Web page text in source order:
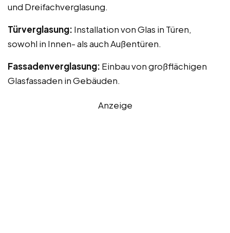
und Dreifachverglasung.
Türverglasung: Installation von Glas in Türen,
sowohl in Innen- als auch Außentüren.
Fassadenverglasung: Einbau von großflächigen
Glasfassaden in Gebäuden.
Anzeige